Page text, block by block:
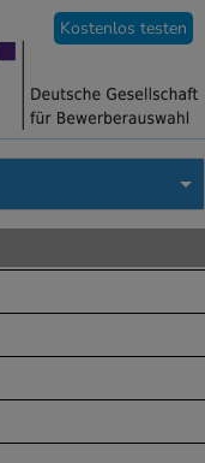
Kostenlos testen